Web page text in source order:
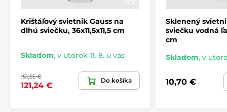
Krištáľový svietnik Gauss na
dlhú sviečku, 36x11,5x11,5 cm
Skladom, v utorok 11. 8. u vás
151,55 €
121,24 €
Do košíka
Sklenený
sviečku vodná
cm
Skladom, v
10,70 €